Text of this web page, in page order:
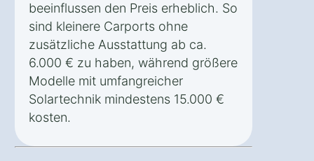
beeinflussen den Preis erheblich. So
sind kleinere Carports ohne
zusätzliche Ausstattung ab ca.
6.000 € zu haben, während größere
Modelle mit umfangreicher
Solartechnik mindestens 15.000 €
kosten.